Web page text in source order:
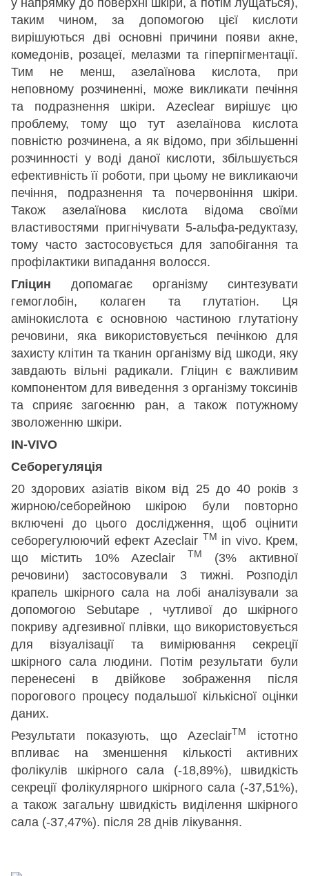
у напрямку до поверхні шкіри, а потім лущаться),
таким чином, за допомогою цієї кислоти
вирішуються дві основні причини появи акне,
комедонів, розацеї, мелазми та гіперпігментації.
Тим не менш, азелаїнова кислота, при
неповному розчиненні, може викликати печіння
та подразнення шкіри. Azeclear вирішує цю
проблему, тому що тут азелаїнова кислота
повністю розчинена, а як відомо, при збільшенні
розчинності у воді даної кислоти, збільшується
ефективність її роботи, при цьому не викликаючи
печіння, подразнення та почервоніння шкіри.
Також азелаїнова кислота відома своїми
властивостями пригнічувати 5-альфа-редуктазу,
тому часто застосовується для запобігання та
профілактики випадання волосся.
Гліцин допомагає організму синтезувати
гемоглобін, колаген та глутатіон. Ця
амінокислота є основною частиною глутатіону
речовини, яка використовується печінкою для
захисту клітин та тканин організму від шкоди, яку
завдають вільні радикали. Гліцин є важливим
компонентом для виведення з організму токсинів
та сприяє загоєнню ран, а також потужному
зволоженню шкіри.
IN-VIVO
Себорегуляція
20 здорових азіатів віком від 25 до 40 років з
жирною/себорейною шкірою були повторно
включені до цього дослідження, щоб оцінити
себорегулюючий ефект Azeclair TM in vivo. Крем,
що містить 10% Azeclair
TM
(3% активної
речовини) застосовували 3 тижні. Розподіл
крапель шкірного сала на лобі аналізували за
допомогою Sebutape
, чутливої до шкірного
покриву адгезивної плівки, що використовується
для візуалізації та вимірювання секреції
шкірного сала людини. Потім результати були
перенесені в двійкове зображення після
порогового процесу подальшої кількісної оцінки
даних.
Результати показують, що AzeclairTM
істотно
впливає на зменшення кількості активних
фолікулів шкірного сала (-18,89%), швидкість
секреції фолікулярного шкірного сала (-37,51%),
а також загальну швидкість виділення шкірного
сала (-37,47%). після 28 днів лікування.